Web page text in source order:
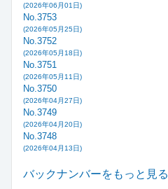
(2026年06月01日)
No.3753
(2026年05月25日)
No.3752
(2026年05月18日)
No.3751
(2026年05月11日)
No.3750
(2026年04月27日)
No.3749
(2026年04月20日)
No.3748
(2026年04月13日)
バックナンバーをもっと見る